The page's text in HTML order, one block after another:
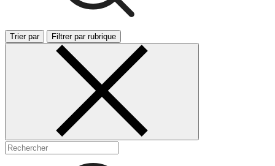
Trier par Filtrer par rubrique